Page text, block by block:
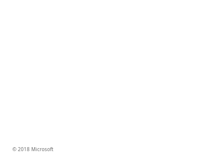
© 2018 Microsoft